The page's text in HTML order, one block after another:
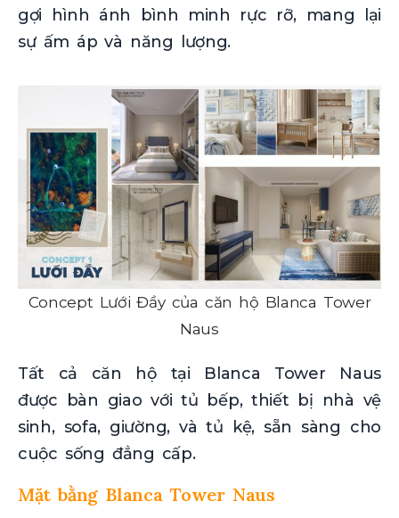
gợi hình ánh bình minh rực rỡ, mang lại
sự ấm áp và năng lượng.
Concept Lưới Đầy của căn hộ Blanca Tower
Naus
Tất cả căn hộ tại Blanca Tower Naus
được bàn giao với tủ bếp, thiết bị nhà vệ
sinh, sofa, giường, và tủ kệ, sẵn sàng cho
cuộc sống đẳng cấp.
Mặt bằng Blanca Tower Naus